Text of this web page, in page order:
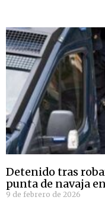
Detenido tras
punta de navaja
9 de febrero de 2026